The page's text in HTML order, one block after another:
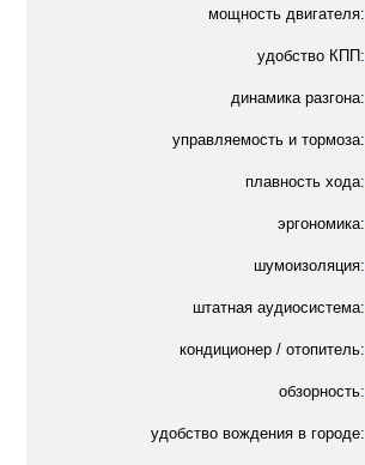
мощность двигателя:
удобство КПП:
динамика разгона:
управляемость и тормоза:
плавность хода:
эргономика:
шумоизоляция:
штатная аудиосистема:
кондиционер / отопитель:
обзорность:
удобство вождения в городе: